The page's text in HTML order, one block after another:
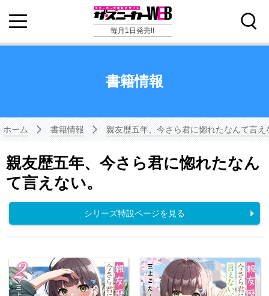
毎月1日発売!!
書籍情報
ホーム 書籍情報 親友歴五年、今さら君に惚れたなんて言え
親友歴五年、今さら君に惚れたなん
て言えない。
シリーズ特設ページを見る